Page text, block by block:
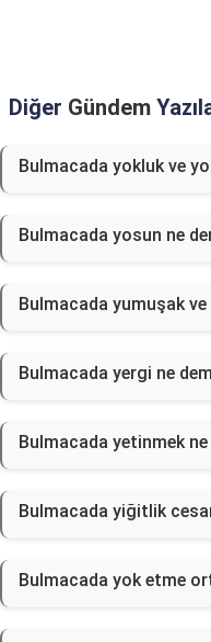
Diğer Gündem
Bulmacada yokluk ve
Bulmacada yosun ne
Bulmacada yumuşak
Bulmacada yergi ne
Bulmacada yetinmek ne
Bulmacada yiğitlik
Bulmacada yok etme